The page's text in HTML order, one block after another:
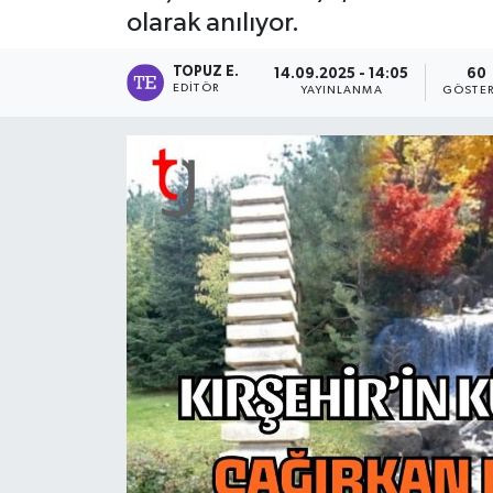
olarak anılıyor.
TOPUZ E.
EDITÖR
14.09.2025 - 14:05
YAYINLANMA
60